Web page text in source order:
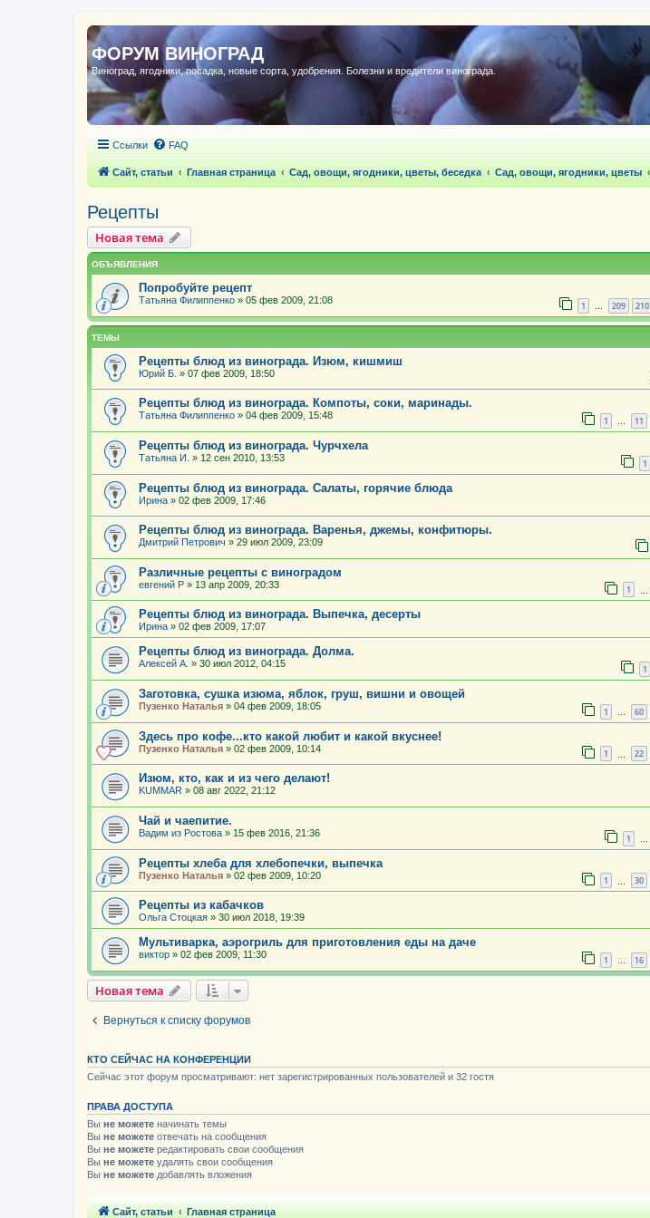
ФОРУМ ВИНОГРАД
Виноград, ягодники, посадка, новые сорта, удобрения. Болезни и вредители винограда.
Ссылки FAQ
Сайт, статьи Главная страница Сад, овощи, ягодники, цветы, беседка Сад, овощи, ягодники, цветы
Рецепты
Новая тема
ОБЪЯВЛЕНИЯ
Попробуйте рецепт
Татьяна Филиппенко » 05 фев 2009, 21:08 1 … 209 210
ТЕМЫ
Рецепты блюд из винограда. Изюм, кишмиш
Юрий Б. » 07 фев 2009, 18:50
Рецепты блюд из винограда. Компоты, соки, маринады.
Татьяна Филиппенко » 04 фев 2009, 15:48 1 … 11
Рецепты блюд из винограда. Чурчхела
Татьяна И. » 12 сен 2010, 13:53 1
Рецепты блюд из винограда. Салаты, горячие блюда
Ирина » 02 фев 2009, 17:46
Рецепты блюд из винограда. Варенья, джемы, конфитюры.
Дмитрий Петрович » 29 июл 2009, 23:09
Различные рецепты с виноградом
евгений Р » 13 апр 2009, 20:33 1
Рецепты блюд из винограда. Выпечка, десерты
Ирина » 02 фев 2009, 17:07
Рецепты блюд из винограда. Долма.
Алексей А. » 30 июл 2012, 04:15 1
Заготовка, сушка изюма, яблок, груш, вишни и овощей
Пузенко Наталья » 04 фев 2009, 18:05 1 … 60
Здесь про кофе...кто какой любит и какой вкуснее!
Пузенко Наталья » 02 фев 2009, 10:14 1 22
Изюм, кто, как и из чего делают!
KUMMAR » 08 авг 2022, 21:12
Чай и чаепитие.
Вадим из Ростова » 15 фев 2016, 21:36 1 …
Рецепты хлеба для хлебопечки, выпечка
Пузенко Наталья » 02 фев 2009, 10:20 1 30
Рецепты из кабачков
Ольга Стоцкая » 30 июл 2018, 19:39
Мультиварка, аэрогриль для приготовления еды на даче
виктор » 02 фев 2009, 11:30 1 … 16
Новая тема
Вернуться к списку форумов
КТО СЕЙЧАС НА КОНФЕРЕНЦИИ
Сейчас этот форум просматривают: нет зарегистрированных пользователей и 32 гостя
ПРАВА ДОСТУПА
Вы не можете начинать темы
Вы не можете отвечать на сообщения
Вы не можете редактировать свои сообщения
Вы не можете удалять свои сообщения
Вы не можете добавлять вложения
Сайт, статьи Главная страница